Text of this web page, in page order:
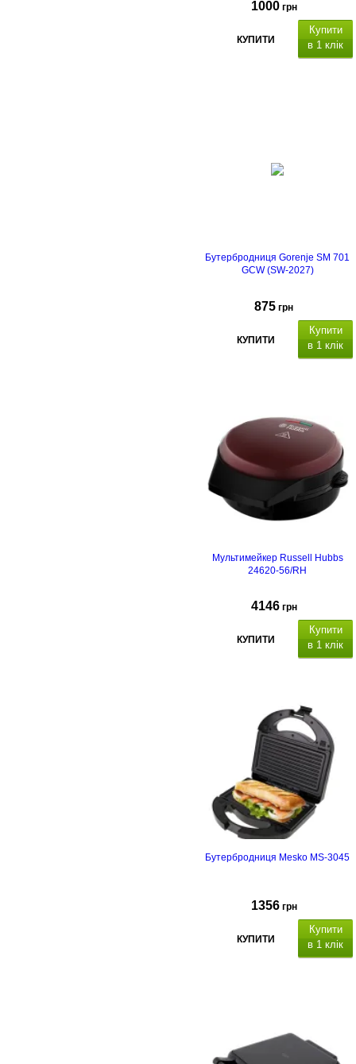
1000 грн
КУПИТИ
Купити
в 1 клік
Бутербродниця Gorenje SM 701
GCW (SW-2027)
875 грн
КУПИТИ
Купити
в 1 клік
Мультимейкер Russell Hubbs
24620-56/RH
4146 грн
КУПИТИ
Купити
в 1 клік
Бутербродниця Mesko MS-3045
1356 грн
КУПИТИ
Купити
в 1 клік